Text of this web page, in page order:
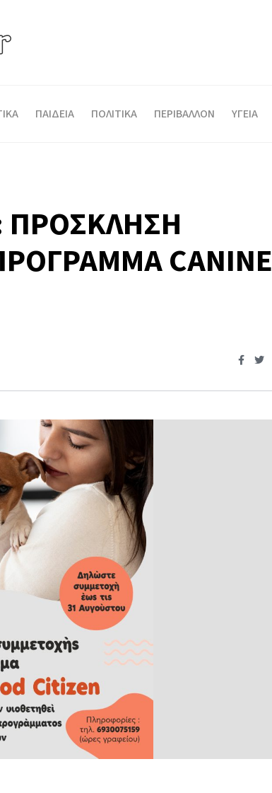
ΠΑΙΔΕΙΑ ΠΟΛΙΤΙΚΑ ΠΕΡΙΒΑΛΛΟΝ ΥΓΕΙΑ
ΠΡΟΣΚΛΗΣΗ
CANINE